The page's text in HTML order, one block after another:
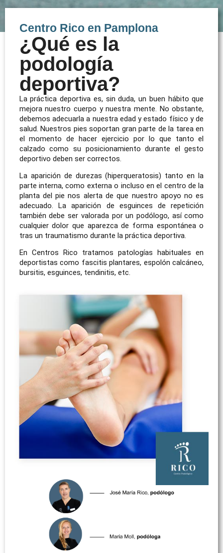
Centro Rico en Pamplona
¿Qué es la
podología
deportiva?
La práctica deportiva es, sin duda, un buen hábito que
mejora nuestro cuerpo y nuestra mente. No obstante,
debemos adecuarla a nuestra edad y estado físico y de
salud. Nuestros pies soportan gran parte de la tarea en
el momento de hacer ejercicio por lo que tanto el
calzado como su posicionamiento durante el gesto
deportivo deben ser correctos.
La aparición de durezas (hiperqueratosis) tanto en la
parte interna, como externa o incluso en el centro de la
planta del pie nos alerta de que nuestro apoyo no es
adecuado. La aparición de esguinces de repetición
también debe ser valorada por un podólogo, así como
cualquier dolor que aparezca de forma espontánea o
tras un traumatismo durante la práctica deportiva.
En Centros Rico tratamos patologías habituales en
deportistas como fascitis plantares, espolón calcáneo,
bursitis, esguinces, tendinitis, etc.